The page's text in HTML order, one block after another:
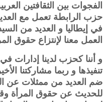
الفجوات بين الثقافتين
حزب الرابطة تعمل مع
في إيطاليا و العديد من
العمل معنا لإنتزاع حقوق
و أننا كحزب لدينا إدارات
تنفيذها و ربما مشاركتنا
ضم العديد من ممثلات عن
للحديث عن حقوق المرأة